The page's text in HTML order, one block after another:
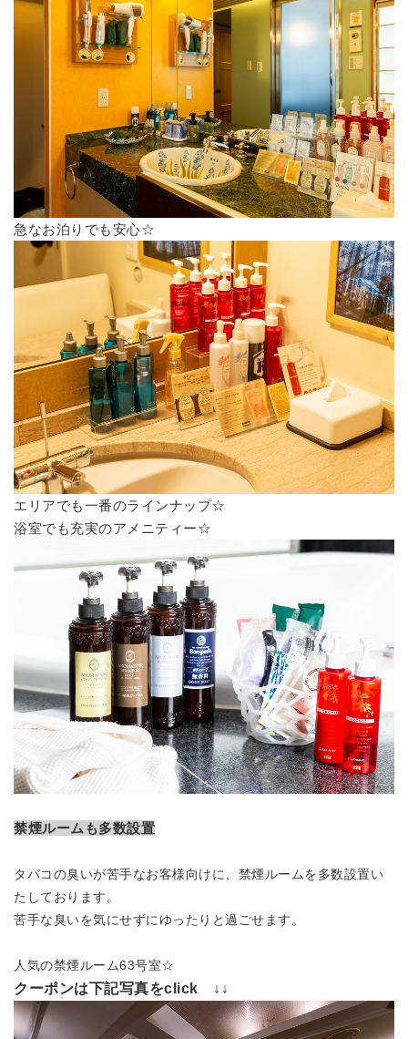
急なお泊りでも安心☆
エリアでも一番のラインナップ☆
浴室でも充実のアメニティー☆
禁煙ルームも多数設置
タバコの臭いが苦手なお客様向けに、禁煙ルームを多数設置い
たしております。
苦手な臭いを気にせずにゆったりと過ごせます。
人気の禁煙ルーム63号室☆
クーポンは下記写真をclick ↓↓